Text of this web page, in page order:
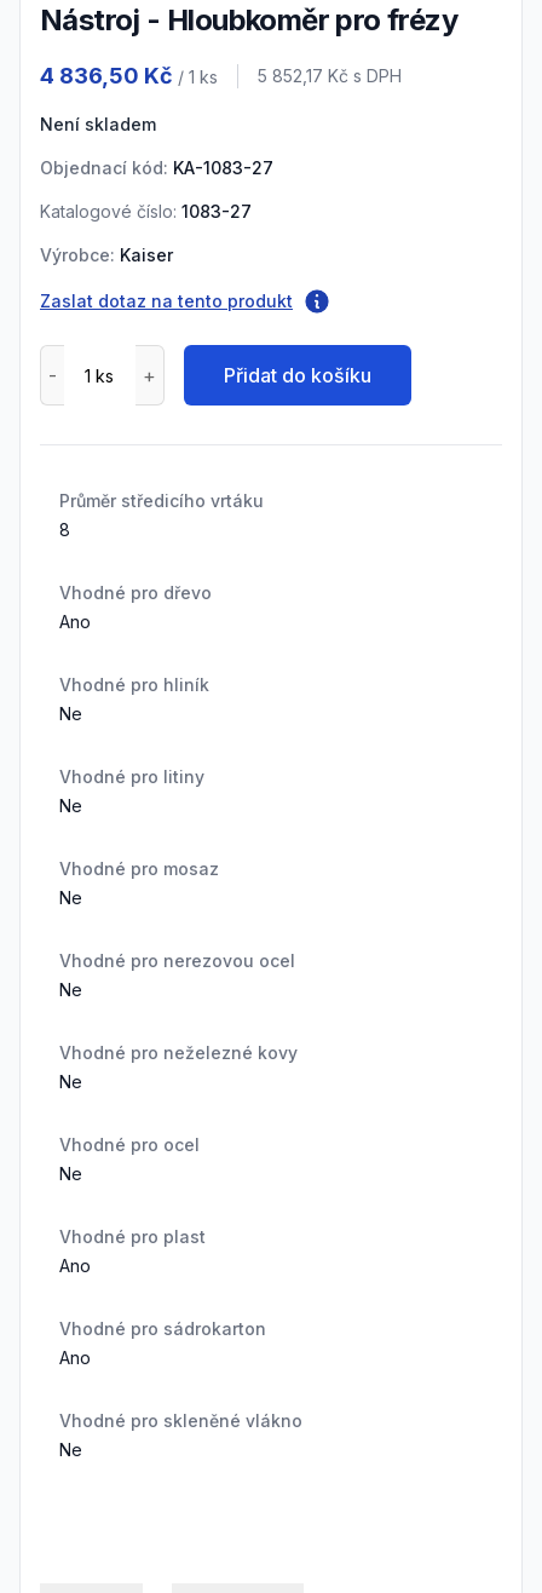
Nástroj - Hloubkoměr pro frézy
4 836,50 Kč / 1 ks Cena s DPH
5 852,17 Kč s DPH
Není skladem
Objednací kód: KA-1083-27
Katalogové číslo: 1083-27
Výrobce: Kaiser
Zaslat dotaz na tento produkt
Přidat do košíku
Průměr středicího vrtáku
8
Vhodné pro dřevo
Ano
Vhodné pro hliník
Ne
Vhodné pro litiny
Ne
Vhodné pro mosaz
Ne
Vhodné pro nerezovou ocel
Ne
Vhodné pro neželezné kovy
Ne
Vhodné pro ocel
Ne
Vhodné pro plast
Ano
Vhodné pro sádrokarton
Ano
Vhodné pro skleněné vlákno
Ne